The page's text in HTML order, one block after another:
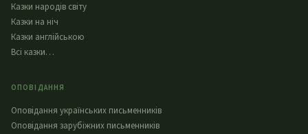
Казки народів світу
Казки на ніч
Казки англійською
Всі казки…
ОПОВІДАННЯ
Оповідання українських письменників
Оповідання зарубіжних письменників